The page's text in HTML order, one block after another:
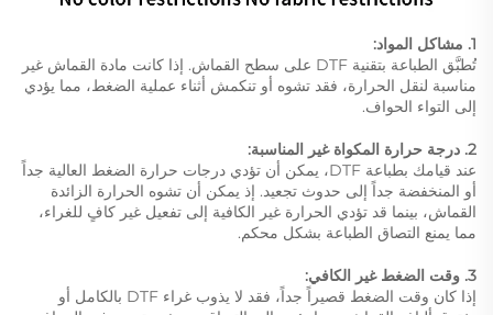
1. مشاكل المواد:
تُطبَّق الطباعة بتقنية DTF على سطح القماش. إذا كانت مادة القماش غير
مناسبة لنقل الحرارة، فقد تشوه أو تنكمش أثناء عملية الضغط، مما يؤدي
إلى التواء الحواف.
2. درجة حرارة المكواة غير المناسبة:
عند قيامك بطباعة DTF، يمكن أن تؤدي درجات حرارة الضغط العالية جداً
أو المنخفضة جداً إلى حدوث تجعيد. إذ يمكن أن تشوه الحرارة الزائدة
القماش، بينما قد تؤدي الحرارة غير الكافية إلى تفعيل غير كافٍ للغراء،
مما يمنع التصاق الطباعة بشكل محكم.
3. وقت الضغط غير الكافي:
إذا كان وقت الضغط قصيراً جداً، فقد لا يذوب غراء DTF بالكامل أو